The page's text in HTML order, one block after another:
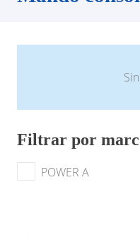
Filtrar por
POWER A